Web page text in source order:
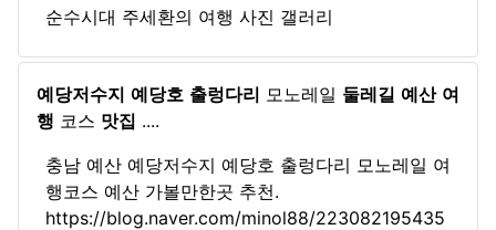
순수시대 주세환의 여행 사진 갤러리
예당저수지 예당호 출렁다리 모노레일 둘레길 예산 여
행 코스 맛집 ....
충남 예산 예당저수지 예당호 출렁다리 모노레일 여
행코스 예산 가볼만한곳 추천.
https://blog.naver.com/minol88/223082195435